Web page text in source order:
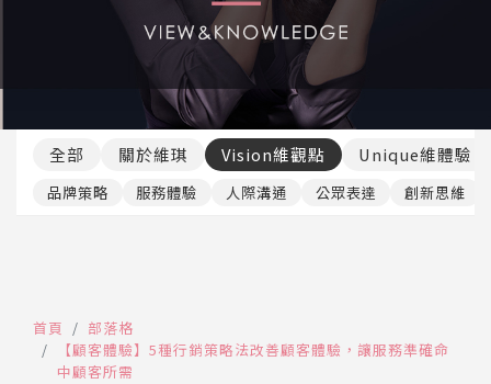
全部 關於維琪 Vision維觀點 Unique維體驗
品牌策略 服務體驗 人際溝通 公眾表達 創新思維
首頁
部落格
【顧客體驗】5種行銷策略法改善顧客體驗，讓服務準確命
中顧客所需